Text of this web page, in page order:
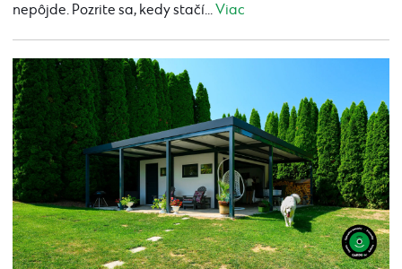
nepôjde. Pozrite sa, kedy stačí...Viac